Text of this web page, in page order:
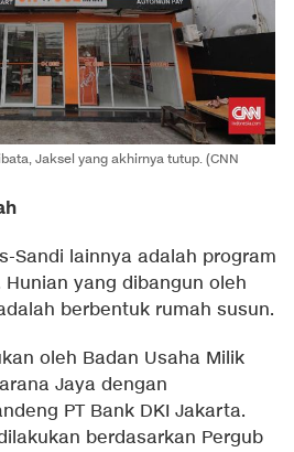
Jaksel yang akhirnya tutup. (CNN
Sandi lainnya adalah program
Hunian yang dibangun oleh
berbentuk rumah susun.
oleh Badan Usaha Milik
Jaya dengan
PT Bank DKI Jakarta.
berdasarkan Pergub